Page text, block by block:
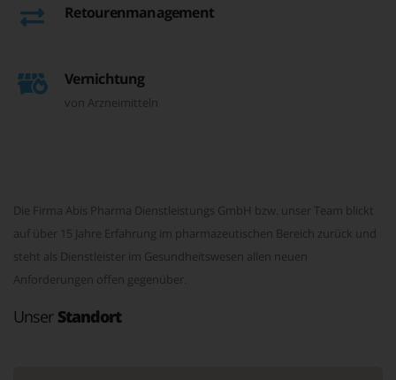
Retourenmanagement
Vernichtung
von Arzneimitteln
Die Firma Abis Pharma Dienstleistungs GmbH bzw. unser Team blickt
auf über 15 Jahre Erfahrung im pharmazeutischen Bereich zurück und
steht als Dienstleister im Gesundheitswesen allen neuen
Anforderungen offen gegenüber.
Unser Standort